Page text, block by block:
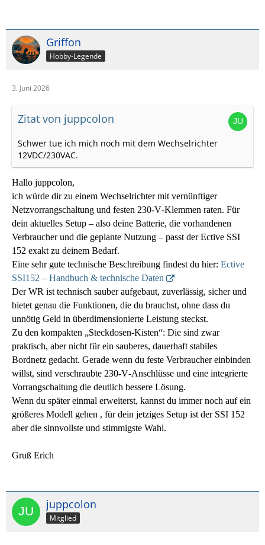
Griffon
Hobby-Legende
3. Juni 2026
Zitat von juppcolon
Schwer tue ich mich noch mit dem Wechselrichter
12VDC/230VAC.
Hallo juppcolon,
ich würde dir zu einem Wechselrichter mit vernünftiger
Netzvorrangschaltung und festen 230‑V‑Klemmen raten. Für
dein aktuelles Setup – also deine Batterie, die vorhandenen
Verbraucher und die geplante Nutzung – passt derEctive SSI
152 exakt zu deinem Bedarf.
Eine sehr gute technische Beschreibung findest du hier: Ective
SSI152 – Handbuch & technische Daten
Der WR ist technisch sauber aufgebaut, zuverlässig, sicher und
bietet genau die Funktionen, die du brauchst, ohne dass du
unnötig Geld in überdimensionierte Leistung steckst.
Zu den kompakten „Steckdosen‑Kisten“: Die sind zwar
praktisch, aber nicht für ein sauberes, dauerhaft stabiles
Bordnetz gedacht. Gerade wenn du feste Verbraucher einbinden
willst, sind verschraubte 230‑V‑Anschlüsse und eine integrierte
Vorrangschaltung die deutlich bessere Lösung.
Wenn du später einmal erweiterst, kannst du immer noch auf ein
größeres Modell gehen , für dein jetziges Setup ist der SSI 152
aber die sinnvollste und stimmigste Wahl.
Gruß Erich
juppcolon
Mitglied